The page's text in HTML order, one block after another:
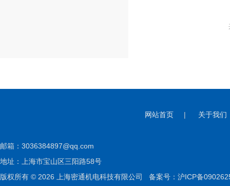
网站首页 | 关于我们
邮箱： 3036384897@qq.com
地址：上海市宝山区三阳路58号
版权所有 © 2026 上海密通机电科技有限公司 备案号：沪ICP备